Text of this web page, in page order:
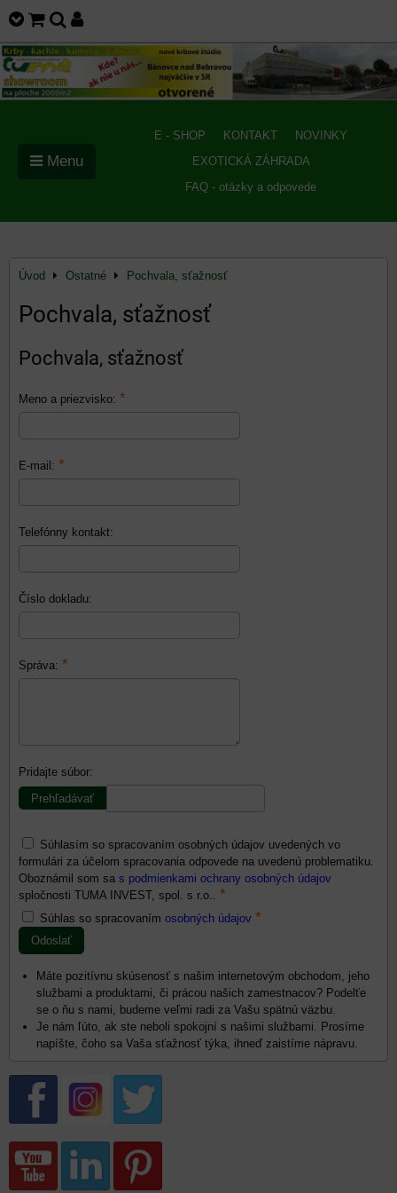
E - SHOP KONTAKT
NOVINKY
EXOTICKÁ ZÁHRADA
FAQ - otázky a odpovede
Menu
Úvod Ostatné Pochvala, sťažnosť
Pochvala, sťažnosť
Pochvala, sťažnosť
Meno a priezvisko: *
E-mail: *
Telefónny kontakt:
Číslo dokladu:
Správa: *
Pridajte súbor:
Súhlasím so spracovaním osobných údajov uvedených vo
formulári za účelom spracovania odpovede na uvedenú problematiku.
Oboznámil som sa s podmienkami ochrany osobných údajov
spločnosti TUMA INVEST, spol. s r.o.. *
Súhlas so spracovaním osobných údajov *
Odoslať
Máte pozitívnu skúsenosť s našim internetovým obchodom, jeho
službami a produktami, či prácou našich zamestnacov? Podelťe
se o ňu s nami, budeme veľmi radi za Vašu spätnú väzbu.
Je nám ľúto, ak ste neboli spokojní s našimi službami. Prosíme
napíšte, čoho sa Vaša sťažnosť týka, ihneď zaistíme nápravu.